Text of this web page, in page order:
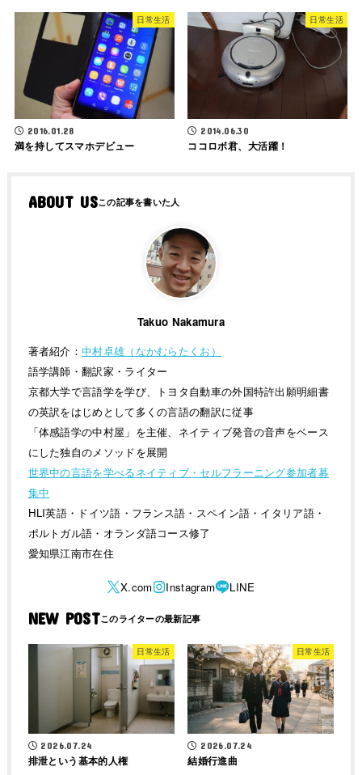
日常生活
2016.01.28
満を持してスマホデビュー
日常生活
2014.06.30
ココロボ君、大活躍！
ABOUT US
Takuo Nakamura
著者紹介：中村卓雄（なかむらたくお）
語学講師・翻訳家・ライター
京都大学で言語学を学び、トヨタ自動車の外国特許出願明細書
の英訳をはじめとして多くの言語の翻訳に従事
「体感語学の中村屋」を主催、ネイティブ発音の音声をベース
にした独自のメソッドを展開
世界中の言語を学べるネイティブ・セルフラーニング参加者募
集中
HLI英語・ドイツ語・フランス語・スペイン語・イタリア語・
ポルトガル語・オランダ語コース修了
愛知県江南市在住
NEW POST
日常生活
2026.07.24
排泄という基本的人権
日常生活
2026.07.24
結婚行進曲